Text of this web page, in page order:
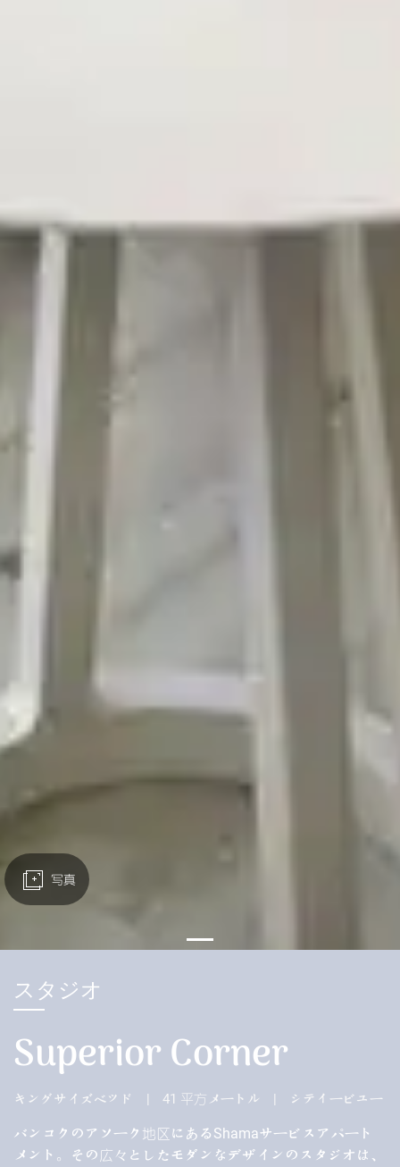
スタジオ
Superior Corner
キングサイズベッド | 41 平方メートル | シティービュー
バンコクのアソーク地区にあるShamaサービスアパート
メント。その広々としたモダンなデザインのスタジオは、
写真